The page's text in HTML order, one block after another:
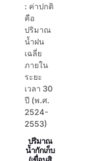
: ค่าปกติ
คือ
ปริมาณ
น้ำฝน
เฉลี่ย
ภายใน
ระยะ
เวลา 30
ปี (พ.ศ.
2524-
2553)
ปริมาณ
น้ำกักเก็บ